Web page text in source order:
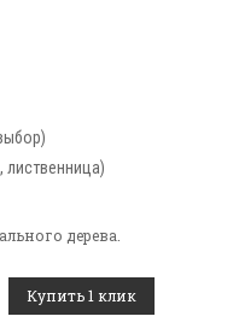
лиственница)
дерева.
Купить 1 клик